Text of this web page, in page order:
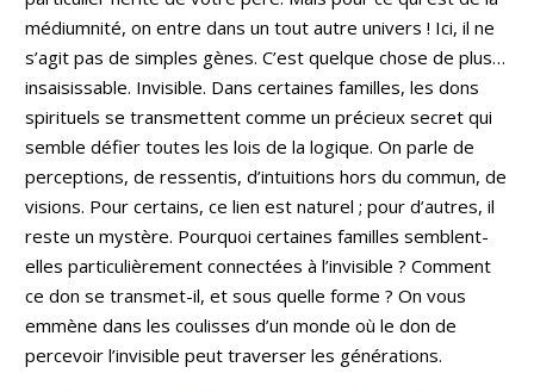
médiumnité, on entre dans un tout autre univers ! Ici, il ne
s’agit pas de simples gènes. C’est quelque chose de plus…
insaisissable. Invisible. Dans certaines familles, les dons
spirituels se transmettent comme un précieux secret qui
semble défier toutes les lois de la logique. On parle de
perceptions, de ressentis, d’intuitions hors du commun, de
visions. Pour certains, ce lien est naturel ; pour d’autres, il
reste un mystère. Pourquoi certaines familles semblent-
elles particulièrement connectées à l’invisible ? Comment
ce don se transmet-il, et sous quelle forme ? On vous
emmène dans les coulisses d’un monde où le don de
percevoir l’invisible peut traverser les générations.